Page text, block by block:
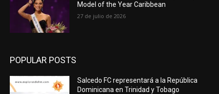
Model of the Year Caribbean
27 de julio de 2026
POPULAR POSTS
Salcedo FC representará a la República
Dominicana en Trinidad y Tobago